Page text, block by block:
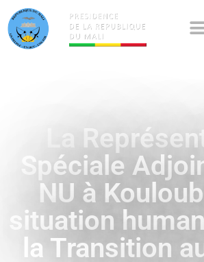
La
Spéciale
NU à
situation
la Transition